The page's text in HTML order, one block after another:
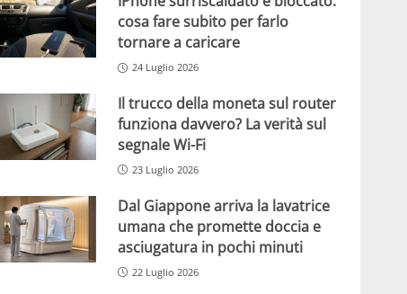
cosa fare subito per farlo
tornare a caricare
24 Luglio 2026
Il trucco della moneta sul router
funziona davvero? La verità sul
segnale Wi-Fi
23 Luglio 2026
Dal Giappone arriva la lavatrice
umana che promette doccia e
asciugatura in pochi minuti
22 Luglio 2026